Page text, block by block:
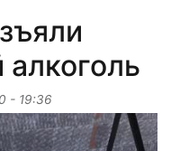
- 19:36